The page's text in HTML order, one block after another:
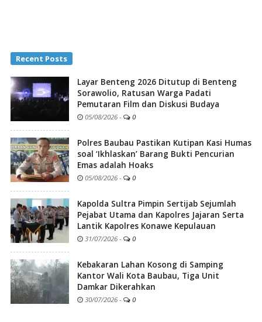
Recent Posts
Layar Benteng 2026 Ditutup di Benteng
Sorawolio, Ratusan Warga Padati
Pemutaran Film dan Diskusi Budaya
05/08/2026 - 0
Polres Baubau Pastikan Kutipan Kasi Humas
soal ‘Ikhlaskan’ Barang Bukti Pencurian
Emas adalah Hoaks
05/08/2026 - 0
Kapolda Sultra Pimpin Sertijab Sejumlah
Pejabat Utama dan Kapolres Jajaran Serta
Lantik Kapolres Konawe Kepulauan
31/07/2026 - 0
Kebakaran Lahan Kosong di Samping
Kantor Wali Kota Baubau, Tiga Unit
Damkar Dikerahkan
30/07/2026 - 0